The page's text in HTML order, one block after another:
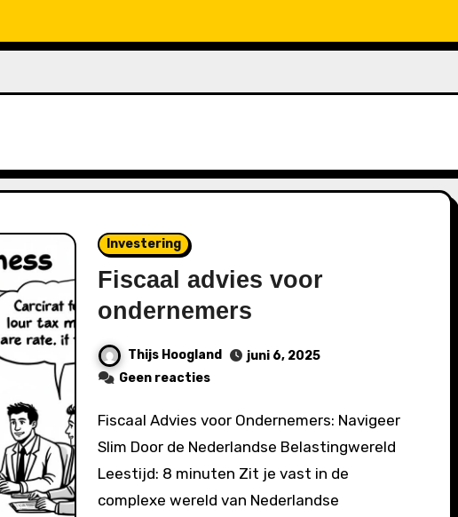
Investering
Fiscaal advies voor
ondernemers
Thijs Hoogland
juni 6, 2025
Geen reacties
Fiscaal Advies voor Ondernemers: Navigeer
Slim Door de Nederlandse Belastingwereld
Leestijd: 8 minuten Zit je vast in de
complexe wereld van Nederlandse